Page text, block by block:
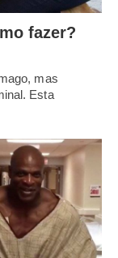
fazer?
mas
Esta